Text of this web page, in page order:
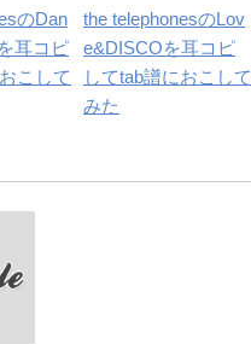
のDan
耳コピ
こして
the telephonesのLov
e&DISCOを耳コピ
してtab譜におこして
みた